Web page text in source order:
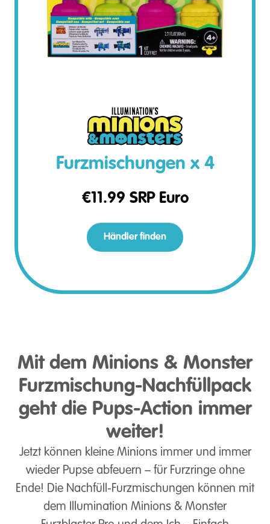
Furzmischungen x 4
€11.99 SRP Euro
Händler finden
Mit dem Minions & Monster
Furzmischung-Nachfüllpack
geht die Pups-Action immer
weiter!
Jetzt können kleine Minions immer und immer
wieder Pupse abfeuern – für Furzringe ohne
Ende! Die Nachfüll-Furzmischungen können mit
dem Illumination Minions & Monster